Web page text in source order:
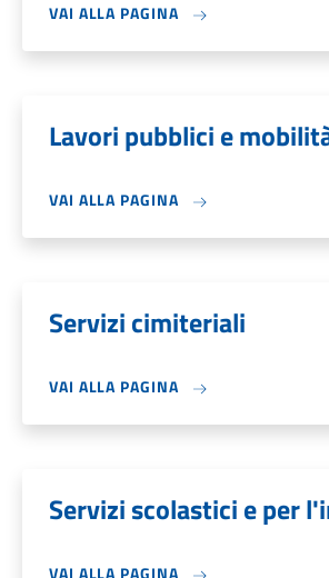
VAI ALLA PAGINA
Lavori pubblici e
VAI ALLA PAGINA
Servizi cimiteriali
VAI ALLA PAGINA
Servizi scolastici e per
VAI ALLA PAGINA